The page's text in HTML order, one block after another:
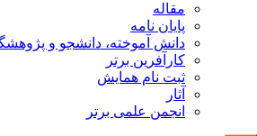
مقاله
پایان نامه
دانش آموخته، دانشجو و پژوهشگر
کارآفرین برتر
ثبت نام همایش
آثار
انجمن علمی برتر